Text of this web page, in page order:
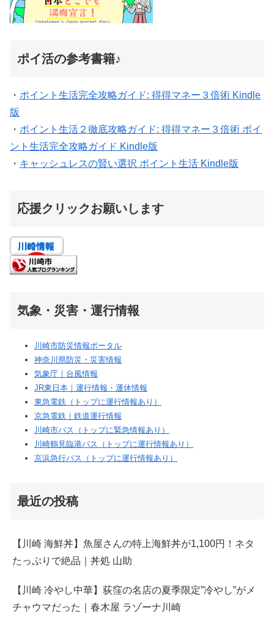
ポイ活の参考書籍♪
・ ポイント生活完全攻略ガイド: 得得マネー３倍術 Kindle
版
・ ポイント生活２徹底攻略ガイド: 得得マネー３倍術 ポイ
ント生活完全攻略ガイド Kindle版
・ キャッシュレスの賢い選択 ポイント生活 Kindle版
応援クリックお願いします
気象・災害・運行情報
川崎市防災情報ポータル
神奈川県防災・災害情報
気象庁｜台風情報
JR東日本｜運行情報・運休情報
東急電鉄（トップに運行情報あり）
京急電鉄｜鉄道運行情報
川崎市バス（トップに緊急情報あり）
川崎鶴見臨港バス（トップに運行情報あり）
京浜急行バス（トップに運行情報あり）
最近の投稿
【川崎 海鮮丼】魚屋さんの特上海鮮丼が1,100円！ネタ
たっぷりで絶品｜丼処 山助
【川崎 冷やし中華】荻窪の名店の夏季限定”冷やし”がメ
チャウマだった｜春木屋 ラゾーナ川崎